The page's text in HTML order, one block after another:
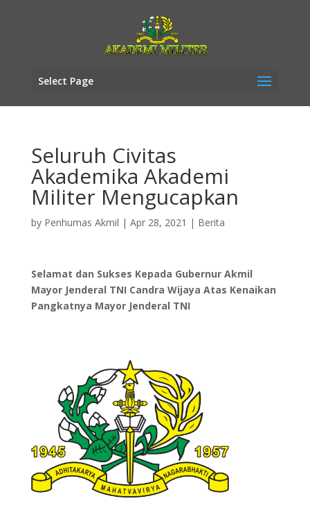
Select Page
Seluruh Civitas
Akademika Akademi
Militer Mengucapkan
by Penhumas Akmil | Apr 28, 2021 | Berita
Selamat dan Sukses Kepada Gubernur Akmil
Mayor Jenderal TNI Candra Wijaya Atas Kenaikan
Pangkatnya Mayor Jenderal TNI